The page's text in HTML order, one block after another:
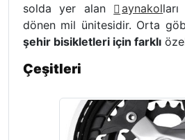
solda yer alan
aynakol
dönen mil ünitesidir. Orta
şehir bisikletleri için farklı
Çeşitleri